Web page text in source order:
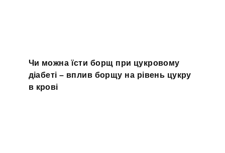
Чи можна їсти борщ при цукровому
діабеті – вплив борщу на рівень цукру
в крові